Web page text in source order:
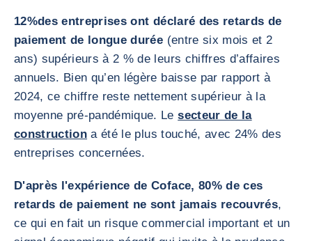
12%des entreprises ont déclaré des retards de
paiement de longue durée (entre six mois et 2
ans) supérieurs à 2 % de leurs chiffres d’affaires
annuels. Bien qu’en légère baisse par rapport à
2024, ce chiffre reste nettement supérieur à la
moyenne pré-pandémique. Lesecteur de la
construction a été le plus touché, avec 24% des
entreprises concernées.
D'après l'expérience de Coface, 80% de ces
retards de paiement ne sont jamais recouvrés,
ce qui en fait un risque commercial important et un